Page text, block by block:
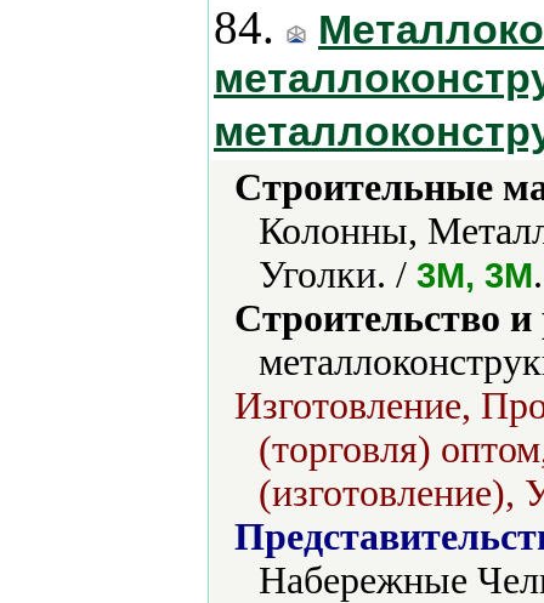
84.
Строительные
Колонны,
Уголки. / 3M, 3М.
Строительство
Изготовление,
(торговля)
(изготовление),
Набережные